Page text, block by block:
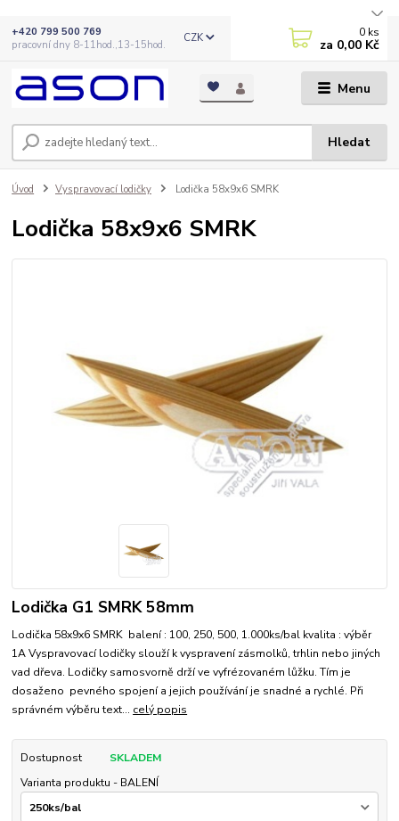
Menu
CZK
Hledat
+420 799 500 769
pracovní dny 8-11hod.,13-15hod.
0 ks
za 0,00 Kč
Úvod Vyspravovací lodičky Lodička 58x9x6 SMRK
Lodička 58x9x6 SMRK
Lodička G1 SMRK 58mm
Lodička 58x9x6 SMRK balení : 100, 250, 500, 1.000ks/bal kvalita : výběr
1A Vyspravovací lodičky slouží k vyspravení zásmolků, trhlin nebo jiných
vad dřeva. Lodičky samosvorně drží ve vyfrézovaném lůžku. Tím je
dosaženo pevného spojení a jejich používání je snadné a rychlé. Při
správném výběru text... celý popis
Dostupnost
SKLADEM
Varianta produktu - BALENÍ